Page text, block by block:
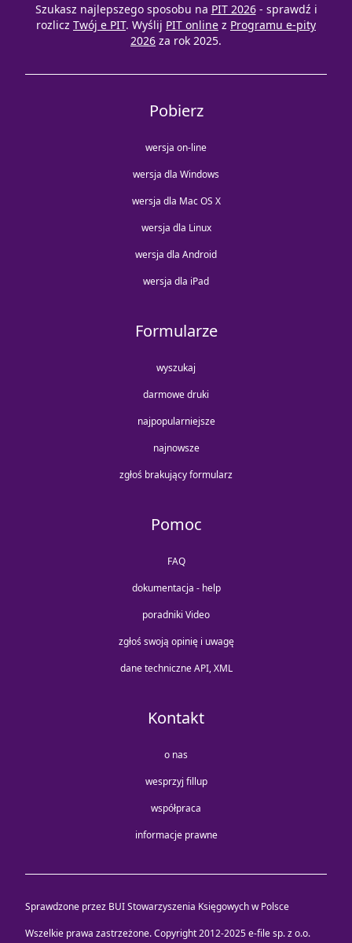
Szukasz najlepszego sposobu na PIT 2026 - sprawdź i
rozlicz Twój e PIT. Wyślij PIT online z Programu e-pity
2026 za rok 2025.
Pobierz
wersja on-line
wersja dla Windows
wersja dla Mac OS X
wersja dla Linux
wersja dla Android
wersja dla iPad
Formularze
wyszukaj
darmowe druki
najpopularniejsze
najnowsze
zgłoś brakujący formularz
Pomoc
FAQ
dokumentacja - help
poradniki Video
zgłoś swoją opinię i uwagę
dane techniczne API, XML
Kontakt
o nas
wesprzyj fillup
współpraca
informacje prawne
Sprawdzone przez BUI Stowarzyszenia Księgowych w Polsce
Wszelkie prawa zastrzeżone. Copyright 2012-2025e-file sp. z o.o.